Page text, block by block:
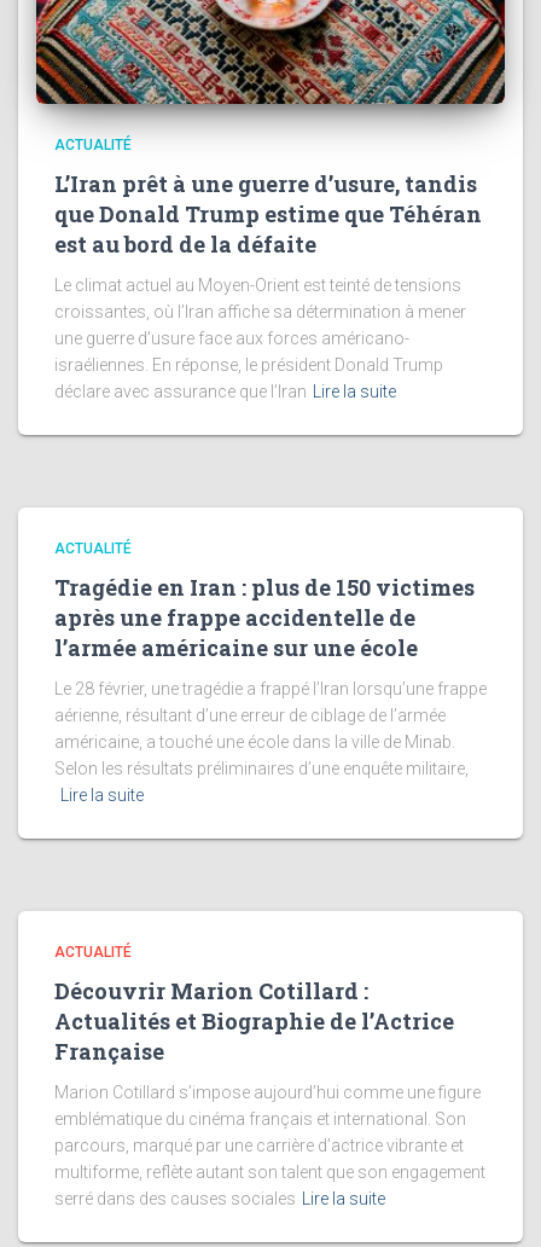
ACTUALITÉ
L’Iran prêt à une guerre d’usure, tandis
que Donald Trump estime que Téhéran
est au bord de la défaite
Le climat actuel au Moyen-Orient est teinté de tensions
croissantes, où l’Iran affiche sa détermination à mener
une guerre d’usure face aux forces américano-
israéliennes. En réponse, le président Donald Trump
déclare avec assurance que l’Iran
Lire la suite
ACTUALITÉ
Tragédie en Iran : plus de 150 victimes
après une frappe accidentelle de
l’armée américaine sur une école
Le 28 février, une tragédie a frappé l’Iran lorsqu’une frappe
aérienne, résultant d’une erreur de ciblage de l’armée
américaine, a touché une école dans la ville de Minab.
Selon les résultats préliminaires d’une enquête militaire,
Lire la suite
ACTUALITÉ
Découvrir Marion Cotillard :
Actualités et Biographie de l’Actrice
Française
Marion Cotillard s’impose aujourd’hui comme une figure
emblématique du cinéma français et international. Son
parcours, marqué par une carrière d’actrice vibrante et
multiforme, reflète autant son talent que son engagement
serré dans des causes sociales
Lire la suite